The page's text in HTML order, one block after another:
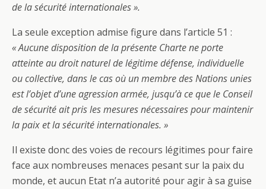
de la sécurité internationales ».
La seule exception admise figure dans l’article 51 :
« Aucune disposition de la présente Charte ne porte
atteinte au droit naturel de légitime défense, individuelle
ou collective, dans le cas où un membre des Nations unies
est l’objet d’une agression armée, jusqu’à ce que le Conseil
de sécurité ait pris les mesures nécessaires pour maintenir
la paix et la sécurité internationales. »
Il existe donc des voies de recours légitimes pour faire
face aux nombreuses menaces pesant sur la paix du
monde, et aucun Etat n’a autorité pour agir à sa guise